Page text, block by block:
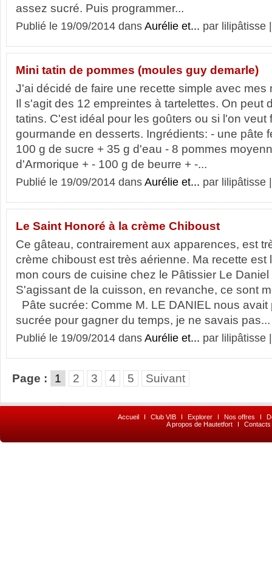
assez sucré. Puis programmer...
Publié le 19/09/2014 dans Aurélie et... par lilipâtisse
Mini tatin de pommes (moules guy demarle)
J'ai décidé de faire une recette simple avec mes
Il s'agit des 12 empreintes à tartelettes. On peut
tatins. C'est idéal pour les goûters ou si l'on veut
gourmande en desserts. Ingrédients: - une pâte
100 g de sucre + 35 g d'eau - 8 pommes
d'Armorique + - 100 g de beurre + -...
Publié le 19/09/2014 dans Aurélie et... par lilipâtisse
Le Saint Honoré à la crème Chiboust
Ce gâteau, contrairement aux apparences, est
crème chiboust est très aérienne. Ma recette est
mon cours de cuisine chez le Pâtissier Le
S'agissant de la cuisson, en revanche, ce sont
Pâte sucrée: Comme M. LE DANIEL nous avait
sucrée pour gagner du temps, je ne savais pas...
Publié le 19/09/2014 dans Aurélie et... par lilipâtisse
Page : 1 2 3 4 5 Suivant
Accueil I Club VIB I Explorer I Nos offres I
A propos de Hautetfort
I Contacts